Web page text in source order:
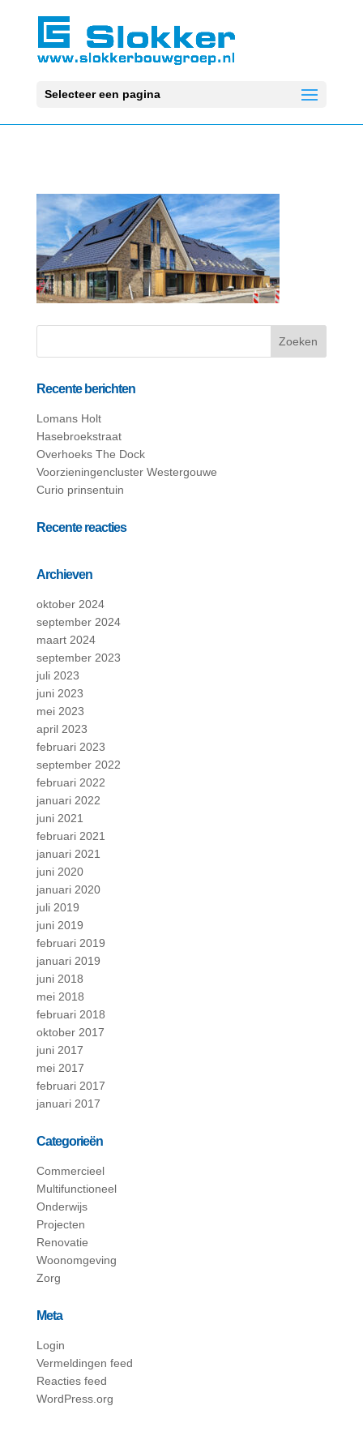
Selecteer een pagina
Recente berichten
Lomans Holt
Hasebroekstraat
Overhoeks The Dock
Voorzieningencluster Westergouwe
Curio prinsentuin
Recente reacties
Archieven
oktober 2024
september 2024
maart 2024
september 2023
juli 2023
juni 2023
mei 2023
april 2023
februari 2023
september 2022
februari 2022
januari 2022
juni 2021
februari 2021
januari 2021
juni 2020
januari 2020
juli 2019
juni 2019
februari 2019
januari 2019
juni 2018
mei 2018
februari 2018
oktober 2017
juni 2017
mei 2017
februari 2017
januari 2017
Categorieën
Commercieel
Multifunctioneel
Onderwijs
Projecten
Renovatie
Woonomgeving
Zorg
Meta
Login
Vermeldingen feed
Reacties feed
WordPress.org